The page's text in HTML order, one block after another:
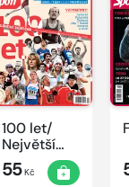
100 let/
Největší
okamžiky
českého
55Kč